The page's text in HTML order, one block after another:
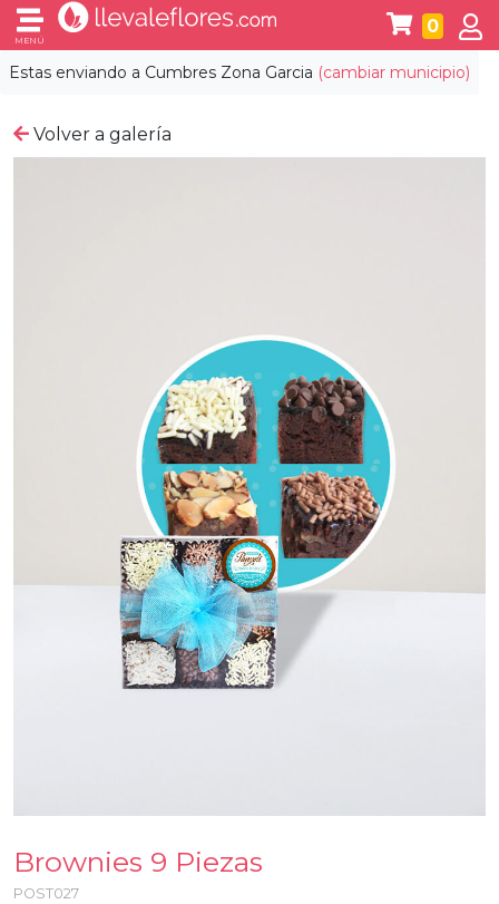
Estas enviando a Cumbres Zona Garcia (cambiar municipio)
MENÚ
0
Volver a galería
Brownies 9 Piezas
POST027